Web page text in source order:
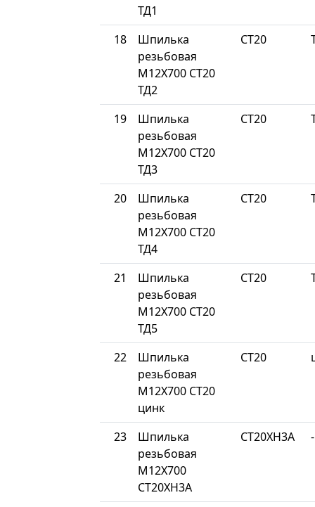
ТД1
18
Шпилька
резьбовая
М12Х700 СТ20
ТД2
СТ20
19
Шпилька
резьбовая
М12Х700 СТ20
ТД3
СТ20
20
Шпилька
резьбовая
М12Х700 СТ20
ТД4
СТ20
21
Шпилька
резьбовая
М12Х700 СТ20
ТД5
СТ20
22
Шпилька
резьбовая
М12Х700 СТ20
цинк
СТ20
23
Шпилька
резьбовая
М12Х700
СТ20ХН3А
СТ20ХН3А -